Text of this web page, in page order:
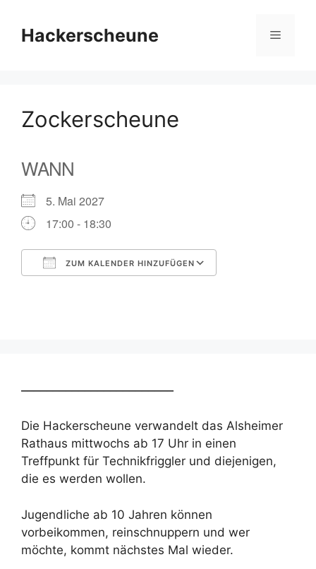
Inhalt
springen
Hackerscheune Menü
Zockerscheune
WANN
5. Mai 2027
17:00 - 18:30
ZUM KALENDER HINZUFÜGEN
Die Hackerscheune verwandelt das Alsheimer
Rathaus mittwochs ab 17 Uhr in einen
Treffpunkt für Technikfriggler und diejenigen,
die es werden wollen.
Jugendliche ab 10 Jahren können
vorbeikommen, reinschnuppern und wer
möchte, kommt nächstes Mal wieder.